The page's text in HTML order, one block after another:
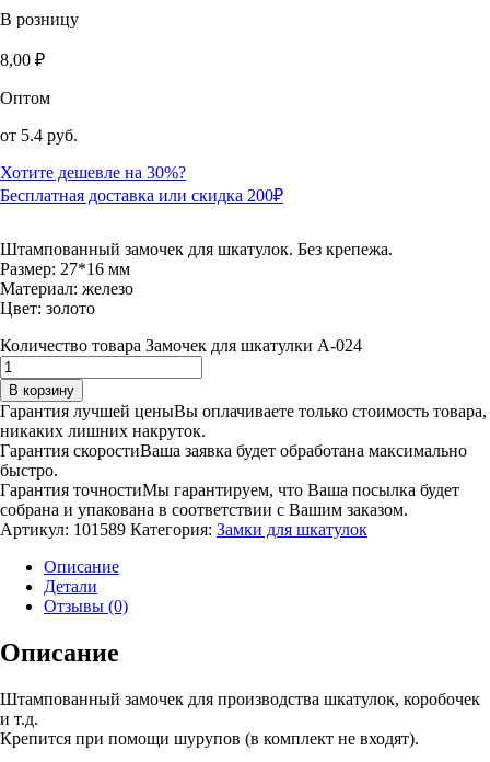
В розницу
8,00 ₽
Оптом
от 5.4 руб.
Хотите дешевле на 30%?
Бесплатная доставка или скидка 200₽
Штампованный замочек для шкатулок. Без крепежа.
Размер: 27*16 мм
Материал: железо
Цвет: золото
Количество товара Замочек для шкатулки А-024
В корзину
Гарантия лучшей ценыВы оплачиваете только стоимость товара,
никаких лишних накруток.
Гарантия скоростиВаша заявка будет обработана максимально
быстро.
Гарантия точностиМы гарантируем, что Ваша посылка будет
собрана и упакована в соответствии с Вашим заказом.
Артикул: 101589 Категория: Замки для шкатулок
Описание
Детали
Отзывы (0)
Описание
Штампованный замочек для производства шкатулок, коробочек
и т.д.
Крепится при помощи шурупов (в комплект не входят).